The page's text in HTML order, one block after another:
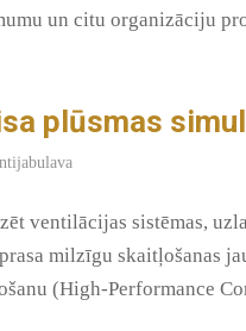
un citu organizāciju
plūsmas
ventilācijas sistēmas,
milzīgu skaitļošanas
(High-Performance